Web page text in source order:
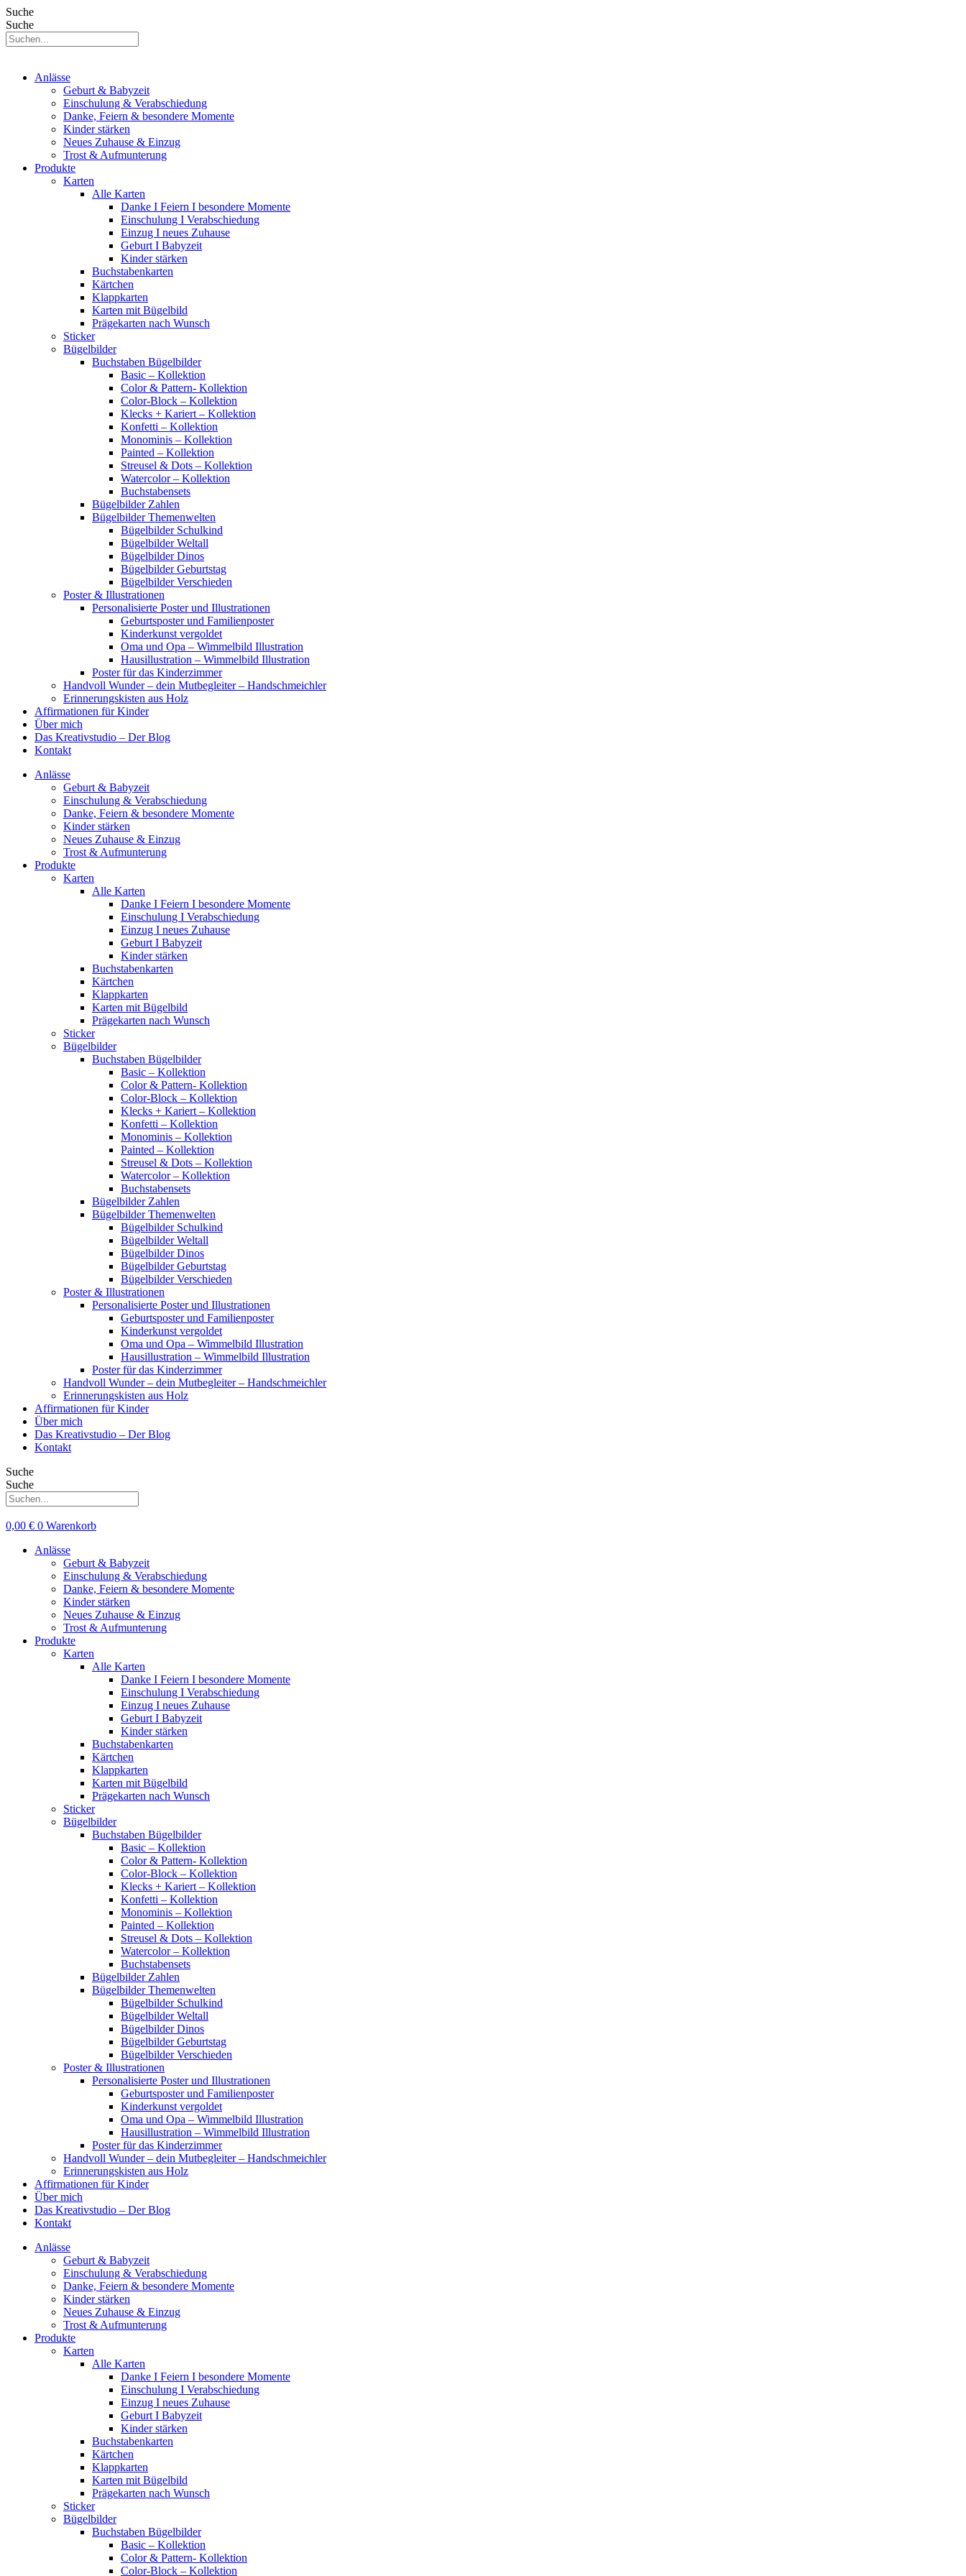
Suche
Suche
Anlässe
Geburt & Babyzeit
Einschulung & Verabschiedung
Danke, Feiern & besondere Momente
Kinder stärken
Neues Zuhause & Einzug
Trost & Aufmunterung
Produkte
Karten
Alle Karten
Danke I Feiern I besondere Momente
Einschulung I Verabschiedung
Einzug I neues Zuhause
Geburt I Babyzeit
Kinder stärken
Buchstabenkarten
Kärtchen
Klappkarten
Karten mit Bügelbild
Prägekarten nach Wunsch
Sticker
Bügelbilder
Buchstaben Bügelbilder
Basic – Kollektion
Color & Pattern- Kollektion
Color-Block – Kollektion
Klecks + Kariert – Kollektion
Konfetti – Kollektion
Monominis – Kollektion
Painted – Kollektion
Streusel & Dots – Kollektion
Watercolor – Kollektion
Buchstabensets
Bügelbilder Zahlen
Bügelbilder Themenwelten
Bügelbilder Schulkind
Bügelbilder Weltall
Bügelbilder Dinos
Bügelbilder Geburtstag
Bügelbilder Verschieden
Poster & Illustrationen
Personalisierte Poster und Illustrationen
Geburtsposter und Familienposter
Kinderkunst vergoldet
Oma und Opa – Wimmelbild Illustration
Hausillustration – Wimmelbild Illustration
Poster für das Kinderzimmer
Handvoll Wunder – dein Mutbegleiter – Handschmeichler
Erinnerungskisten aus Holz
Affirmationen für Kinder
Über mich
Das Kreativstudio – Der Blog
Kontakt
Anlässe
Geburt & Babyzeit
Einschulung & Verabschiedung
Danke, Feiern & besondere Momente
Kinder stärken
Neues Zuhause & Einzug
Trost & Aufmunterung
Produkte
Karten
Alle Karten
Danke I Feiern I besondere Momente
Einschulung I Verabschiedung
Einzug I neues Zuhause
Geburt I Babyzeit
Kinder stärken
Buchstabenkarten
Kärtchen
Klappkarten
Karten mit Bügelbild
Prägekarten nach Wunsch
Sticker
Bügelbilder
Buchstaben Bügelbilder
Basic – Kollektion
Color & Pattern- Kollektion
Color-Block – Kollektion
Klecks + Kariert – Kollektion
Konfetti – Kollektion
Monominis – Kollektion
Painted – Kollektion
Streusel & Dots – Kollektion
Watercolor – Kollektion
Buchstabensets
Bügelbilder Zahlen
Bügelbilder Themenwelten
Bügelbilder Schulkind
Bügelbilder Weltall
Bügelbilder Dinos
Bügelbilder Geburtstag
Bügelbilder Verschieden
Poster & Illustrationen
Personalisierte Poster und Illustrationen
Geburtsposter und Familienposter
Kinderkunst vergoldet
Oma und Opa – Wimmelbild Illustration
Hausillustration – Wimmelbild Illustration
Poster für das Kinderzimmer
Handvoll Wunder – dein Mutbegleiter – Handschmeichler
Erinnerungskisten aus Holz
Affirmationen für Kinder
Über mich
Das Kreativstudio – Der Blog
Kontakt
Suche
Suche
0,00 € 0 Warenkorb
Anlässe
Geburt & Babyzeit
Einschulung & Verabschiedung
Danke, Feiern & besondere Momente
Kinder stärken
Neues Zuhause & Einzug
Trost & Aufmunterung
Produkte
Karten
Alle Karten
Danke I Feiern I besondere Momente
Einschulung I Verabschiedung
Einzug I neues Zuhause
Geburt I Babyzeit
Kinder stärken
Buchstabenkarten
Kärtchen
Klappkarten
Karten mit Bügelbild
Prägekarten nach Wunsch
Sticker
Bügelbilder
Buchstaben Bügelbilder
Basic – Kollektion
Color & Pattern- Kollektion
Color-Block – Kollektion
Klecks + Kariert – Kollektion
Konfetti – Kollektion
Monominis – Kollektion
Painted – Kollektion
Streusel & Dots – Kollektion
Watercolor – Kollektion
Buchstabensets
Bügelbilder Zahlen
Bügelbilder Themenwelten
Bügelbilder Schulkind
Bügelbilder Weltall
Bügelbilder Dinos
Bügelbilder Geburtstag
Bügelbilder Verschieden
Poster & Illustrationen
Personalisierte Poster und Illustrationen
Geburtsposter und Familienposter
Kinderkunst vergoldet
Oma und Opa – Wimmelbild Illustration
Hausillustration – Wimmelbild Illustration
Poster für das Kinderzimmer
Handvoll Wunder – dein Mutbegleiter – Handschmeichler
Erinnerungskisten aus Holz
Affirmationen für Kinder
Über mich
Das Kreativstudio – Der Blog
Kontakt
Anlässe
Geburt & Babyzeit
Einschulung & Verabschiedung
Danke, Feiern & besondere Momente
Kinder stärken
Neues Zuhause & Einzug
Trost & Aufmunterung
Produkte
Karten
Alle Karten
Danke I Feiern I besondere Momente
Einschulung I Verabschiedung
Einzug I neues Zuhause
Geburt I Babyzeit
Kinder stärken
Buchstabenkarten
Kärtchen
Klappkarten
Karten mit Bügelbild
Prägekarten nach Wunsch
Sticker
Bügelbilder
Buchstaben Bügelbilder
Basic – Kollektion
Color & Pattern- Kollektion
Color-Block – Kollektion